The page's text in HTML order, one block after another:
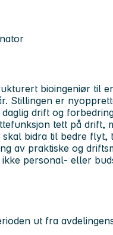
bioingeniør til
Stillingen er
drift og
tett på drift,
bidra til bedre flyt,
av praktiske og
personal- eller
ut fra